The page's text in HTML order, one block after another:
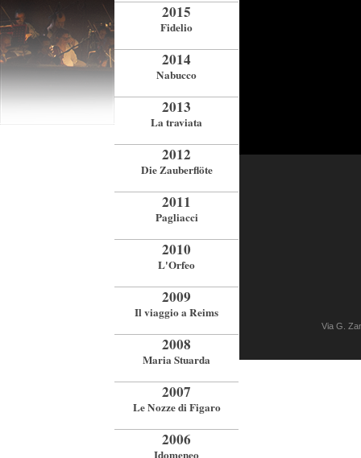
2015
Fidelio
2014
Nabucco
2013
La traviata
2012
Die Zauberflöte
2011
Pagliacci
2010
L'Orfeo
2009
Il viaggio a Reims
2008
Maria Stuarda
2007
Le Nozze di Figaro
2006
Idomeneo
Via G.